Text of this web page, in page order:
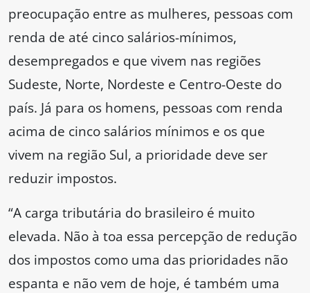
preocupação entre as mulheres, pessoas com
renda de até cinco salários-mínimos,
desempregados e que vivem nas regiões
Sudeste, Norte, Nordeste e Centro-Oeste do
país. Já para os homens, pessoas com renda
acima de cinco salários mínimos e os que
vivem na região Sul, a prioridade deve ser
reduzir impostos.
“A carga tributária do brasileiro é muito
elevada. Não à toa essa percepção de redução
dos impostos como uma das prioridades não
espanta e não vem de hoje, é também uma